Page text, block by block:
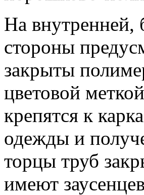
На внутренней,
стороны
закрыты
цветовой
крепятся к
одежды и
торцы труб
имеют